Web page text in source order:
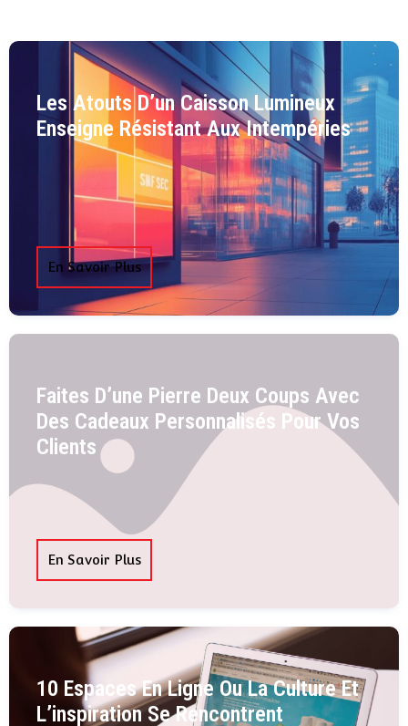
Les Atouts D’un Caisson Lumineux
Enseigne Résistant Aux Intempéries
En Savoir Plus
Faites D’une Pierre Deux Coups Avec
Des Cadeaux Personnalisés Pour Vos
Clients
En Savoir Plus
10 Espaces En Ligne Ou La Culture Et
L’inspiration Se Rencontrent